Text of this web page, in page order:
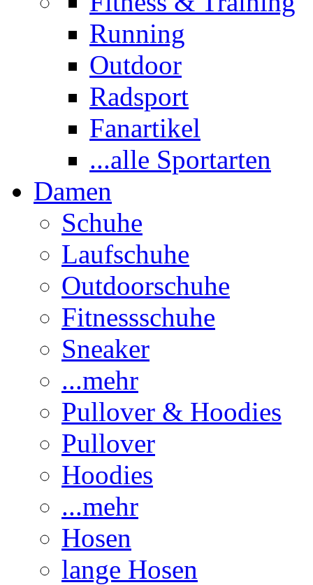
Running
Outdoor
Radsport
Fanartikel
...alle Sportarten
Damen
Schuhe
Laufschuhe
Outdoorschuhe
Fitnessschuhe
Sneaker
...mehr
Pullover & Hoodies
Pullover
Hoodies
...mehr
Hosen
lange Hosen